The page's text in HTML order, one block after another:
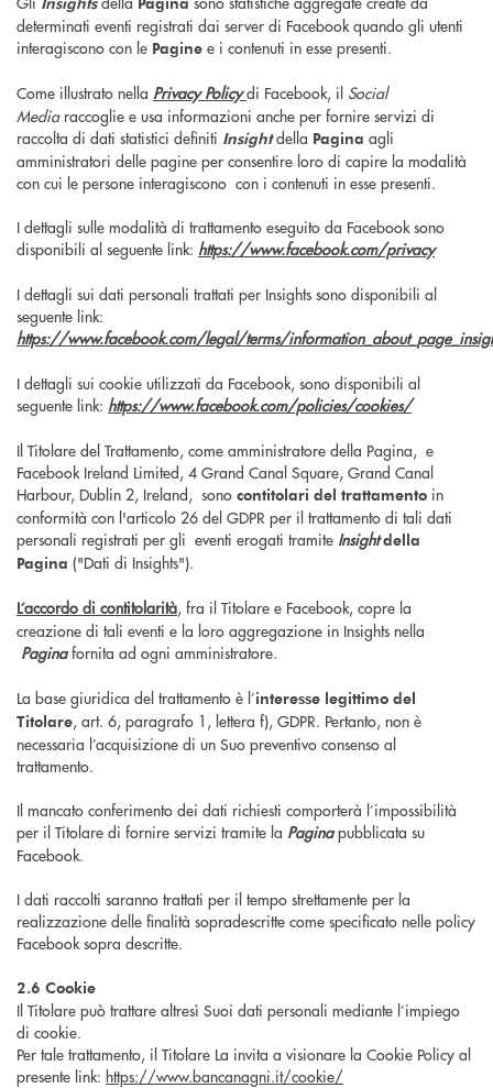
determinati eventi registrati dai server di Facebook quando gli utenti
interagiscono con le Pagine e i contenuti in esse presenti.
Come illustrato nella Privacy Policy di Facebook, il Social
Mediaraccoglie e usa informazioni anche per fornire servizi di
raccolta di dati statistici definiti Insight della Pagina agli
amministratori delle pagine per consentire loro di capire la modalità
con cui le persone interagiscono con i contenuti in esse presenti.
I dettagli sulle modalità di trattamento eseguito da Facebook sono
disponibili al seguente link: https://www.facebook.com/privacy
I dettagli sui dati personali trattati per Insights sono disponibili al
seguente link:
https://www.facebook.com/legal/terms/
I dettagli sui cookie utilizzati da Facebook, sono disponibili al
seguente link: https://www.facebook.com/policies/cookies/
Il Titolare del Trattamento, come amministratore della Pagina, e
Facebook Ireland Limited, 4 Grand Canal Square, Grand Canal
Harbour, Dublin 2, Ireland, sono contitolari del trattamento in
conformità con l'articolo 26 del GDPR per il trattamento di tali dati
personali registrati per gli eventi erogati tramite Insightdella
Pagina ("Dati di Insights").
L’accordo di contitolarità, fra il Titolare e Facebook, copre la
creazione di tali eventi e la loro aggregazione in Insights nella
Paginafornita ad ogni amministratore.
La base giuridica del trattamento è l’interesse legittimo del
Titolare, art. 6, paragrafo 1, lettera f), GDPR. Pertanto, non è
necessaria l’acquisizione di un Suo preventivo consenso al
trattamento.
Il mancato conferimento dei dati richiesti comporterà l’impossibilità
per il Titolare di fornire servizi tramite la Paginapubblicata su
Facebook.
I dati raccolti saranno trattati per il tempo strettamente per la
realizzazione delle finalità sopradescritte come specificato nelle policy
Facebook sopra descritte.
2.6 Cookie
Il Titolare può trattare altresì Suoi dati personali mediante l’impiego
di cookie.
Per tale trattamento, il Titolare La invita a visionare la Cookie Policy al
presente link: https://www.bancanagni.it/cookie/